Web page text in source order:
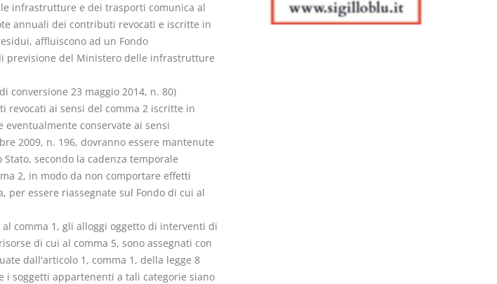
infrastrutture e dei trasporti comunica al
annuali dei contributi revocati e iscritte in
affluiscono ad un Fondo
previsione del Ministero delle infrastrutture
conversione 23 maggio 2014, n. 80)
revocati ai sensi del comma 2 iscritte in
conservate ai sensi
2009, n. 196, dovranno essere mantenute
secondo la cadenza temporale
2, in modo da non comportare effetti
per essere riassegnate sul Fondo di cui al
comma 1, gli alloggi oggetto di interventi di
di cui al comma 5, sono assegnati con
dall'articolo 1, comma 1, della legge 8
i soggetti appartenenti a tali categorie siano